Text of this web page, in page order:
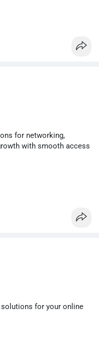
for networking,
with smooth access
for your online